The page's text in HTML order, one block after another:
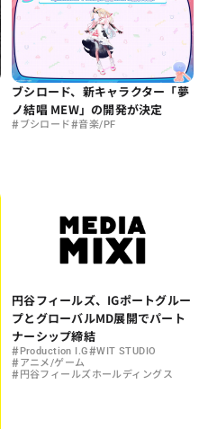
ブシロード、新キャラクター「夢
ノ結唱 MEW」の開発が決定
#ブシロード#音楽/PF
円谷フィールズ、IGポートグルー
プとグローバルMD展開でパート
ナーシップ締結
#Production I.G#WIT STUDIO
#アニメ/ゲーム
#円谷フィールズホールディングス